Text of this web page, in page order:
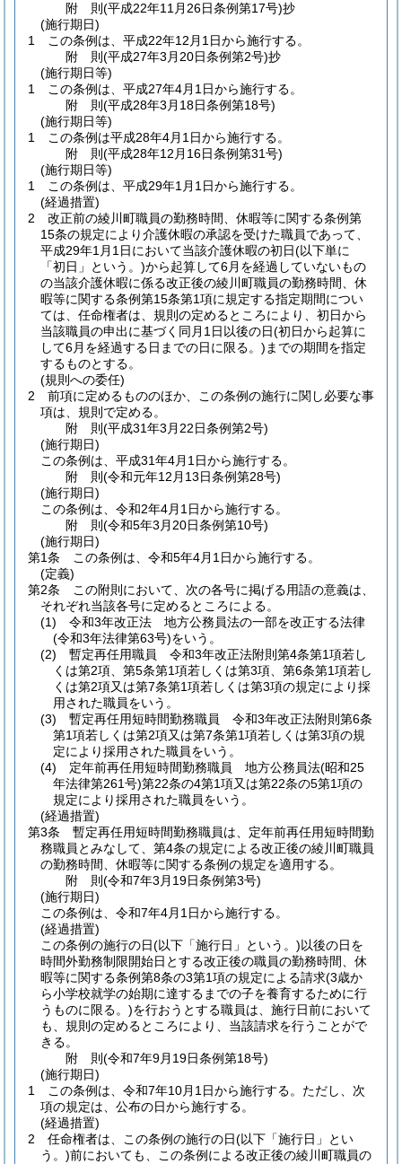
附 則(平成22年11月26日条例第17号)抄
(施行期日)
1
この条例は、平成22年12月1日から施行する。
附 則(平成27年3月20日条例第2号)抄
(施行期日等)
1
この条例は、平成27年4月1日から施行する。
附 則(平成28年3月18日条例第18号)
(施行期日等)
1
この条例は平成28年4月1日から施行する。
附 則(平成28年12月16日条例第31号)
(施行期日等)
1
この条例は、平成29年1月1日から施行する。
(経過措置)
2
改正前の綾川町職員の勤務時間、休暇等に関する条例第
15条の規定により介護休暇の承認を受けた職員であって、
平成29年1月1日において当該介護休暇の初日(以下単に
「初日」という。)から起算して6月を経過していないもの
の当該介護休暇に係る改正後の綾川町職員の勤務時間、休
暇等に関する条例第15条第1項に規定する指定期間につい
ては、任命権者は、規則の定めるところにより、初日から
当該職員の申出に基づく同月1日以後の日(初日から起算に
して6月を経過する日までの日に限る。) までの期間を指定
するものとする。
(規則への委任)
2
前項に定めるもののほか、この条例の施行に関し必要な事
項は、規則で定める。
附 則(平成31年3月22日条例第2号)
(施行期日)
この条例は、平成31年4月1日から施行する。
附 則(令和元年12月13日条例第28号)
(施行期日)
この条例は、令和2年4月1日から施行する。
附 則(令和5年3月20日条例第10号)
(施行期日)
第1条
この条例は、令和5年4月1日から施行する。
(定義)
第2条
この附則において、次の各号に掲げる用語の意義は、
それぞれ当該各号に定めるところによる。
(1)
令和3年改正法 地方公務員法の一部を改正する法律
(令和3年法律第63号)をいう。
(2)
暫定再任用職員 令和3年改正法附則第4条第1項若し
くは第2項、第5条第1項若しくは第3項、第6条第1項若し
くは第2項又は第7条第1項若しくは第3項の規定により採
用された職員をいう。
(3)
暫定再任用短時間勤務職員 令和3年改正法附則第6条
第1項若しくは第2項又は第7条第1項若しくは第3項の規
定により採用された職員をいう。
(4)
定年前再任用短時間勤務職員 地方公務員法(昭和25
年法律第261号)第22条の4第1項又は第22条の5第1項の
規定により採用された職員をいう。
(経過措置)
第3条
暫定再任用短時間勤務職員は、定年前再任用短時間勤
務職員とみなして、第4条の規定による改正後の綾川町職員
の勤務時間、休暇等に関する条例の規定を適用する。
附 則(令和7年3月19日条例第3号)
(施行期日)
この条例は、令和7年4月1日から施行する。
(経過措置)
この条例の施行の日(以下「施行日」という。)以後の日を
時間外勤務制限開始日とする改正後の職員の勤務時間、休
暇等に関する条例第8条の3第1項の規定による請求(3歳か
ら小学校就学の始期に達するまでの子を養育するために行
うものに限る。)を行おうとする職員は、施行日前において
も、規則の定めるところにより、当該請求を行うことがで
きる。
附 則(令和7年9月19日条例第18号)
(施行期日)
1
この条例は、令和7年10月1日から施行する。 ただし、次
項の規定は、公布の日から施行する。
(経過措置)
2
任命権者は、この条例の施行の日(以下「施行日」とい
う。)前においても、この条例による改正後の綾川町職員の